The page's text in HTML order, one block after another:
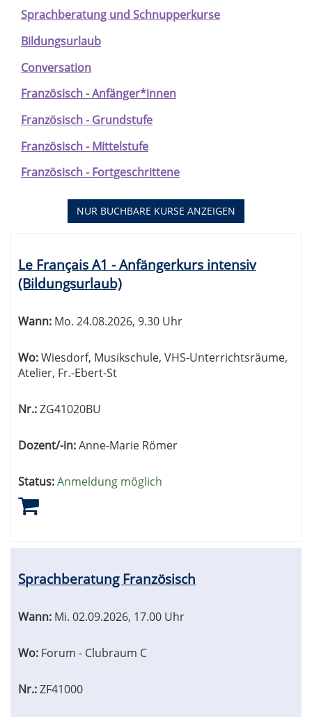
Sprachberatung und Schnupperkurse
Bildungsurlaub
Conversation
Französisch - Anfänger*innen
Französisch - Grundstufe
Französisch - Mittelstufe
Französisch - Fortgeschrittene
NUR BUCHBARE KURSE ANZEIGEN
Tabellenüberschriften
können
sortiert
Le Français A1 - Anfängerkurs intensiv
(Bildungsurlaub)
Wann: Mo. 24.08.2026, 9.30 Uhr
Wo:Wiesdorf, Musikschule, VHS-Unterrichtsräume,
Atelier, Fr.-Ebert-St
Nr.:ZG41020BU
Dozent/-in:Anne-Marie Römer
Status:Anmeldung möglich
Sprachberatung Französisch
Wann: Mi. 02.09.2026, 17.00 Uhr
Wo: Forum - Clubraum C
Nr.:ZF41000